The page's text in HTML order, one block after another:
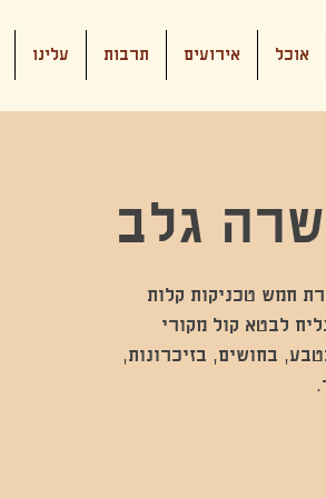
אוכל אירועים תרבות עלינו
גלב
חמש טכניקות קלות
לבטא קול מקורי
בחושים, בזיכרונות,